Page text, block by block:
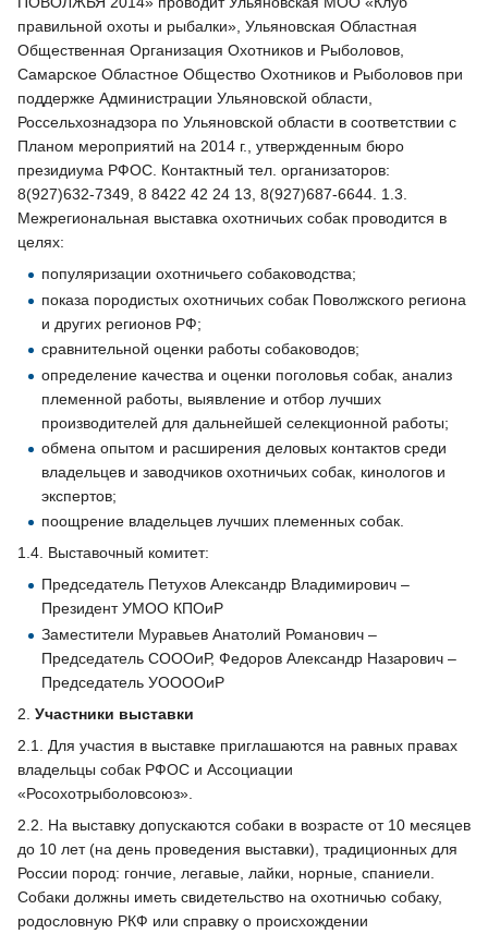
правильной охоты и рыбалки», Ульяновская Областная
Общественная Организация Охотников и Рыболовов,
Самарское Областное Общество Охотников и Рыболовов при
поддержке Администрации Ульяновской области,
Россельхознадзора по Ульяновской области в соответствии с
Планом мероприятий на 2014 г., утвержденным бюро
президиума РФОС. Контактный тел. организаторов:
8(927)632-7349, 8 8422 42 24 13, 8(927)687-6644. 1.3.
Межрегиональная выставка охотничьих собак проводится в
целях:
популяризации охотничьего собаководства;
показа породистых охотничьих собак Поволжского региона
и других регионов РФ;
сравнительной оценки работы собаководов;
определение качества и оценки поголовья собак, анализ
племенной работы, выявление и отбор лучших
производителей для дальнейшей селекционной работы;
обмена опытом и расширения деловых контактов среди
владельцев и заводчиков охотничьих собак, кинологов и
экспертов;
поощрение владельцев лучших племенных собак.
1.4. Выставочный комитет:
Председатель Петухов Александр Владимирович –
Президент УМОО КПОиР
Заместители Муравьев Анатолий Романович –
Председатель СОООиР, Федоров Александр Назарович –
Председатель УООООиР
2. Участники выставки
2.1. Для участия в выставке приглашаются на равных правах
владельцы собак РФОС и Ассоциации
«Росохотрыболовсоюз».
2.2. На выставку допускаются собаки в возрасте от 10 месяцев
до 10 лет (на день проведения выставки), традиционных для
России пород: гончие, легавые, лайки, норные, спаниели.
Собаки должны иметь свидетельство на охотничью собаку,
родословную РКФ или справку о происхождении